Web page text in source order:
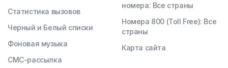
Статистика вызовов
Черный и Белый списки
Фоновая музыка
СМС-рассылка
номера: Все страны
Номера 800 (Toll Free): Все
страны
Карта сайта